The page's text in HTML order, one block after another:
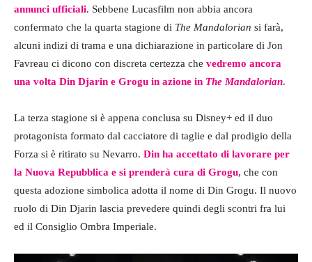
annunci ufficiali. Sebbene Lucasfilm non abbia ancora
confermato che la quarta stagione di The Mandalorian si farà,
alcuni indizi di trama e una dichiarazione in particolare di Jon
Favreau ci dicono con discreta certezza che vedremo ancora
una volta Din Djarin e Grogu in azione in The Mandalorian.
La terza stagione si è appena conclusa su Disney+ ed il duo
protagonista formato dal cacciatore di taglie e dal prodigio della
Forza si è ritirato su Nevarro. Din ha accettato di lavorare per
la Nuova Repubblica e si prenderà cura di Grogu, che con
questa adozione simbolica adotta il nome di Din Grogu. Il nuovo
ruolo di Din Djarin lascia prevedere quindi degli scontri fra lui
ed il Consiglio Ombra Imperiale.